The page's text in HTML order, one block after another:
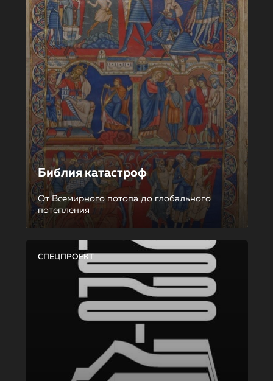
Библия катастроф
От Всемирного потопа до глобального
потепления
СПЕЦПРОЕКТ